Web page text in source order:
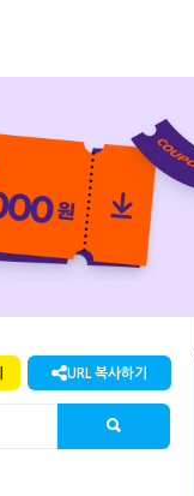
URL 복사하기